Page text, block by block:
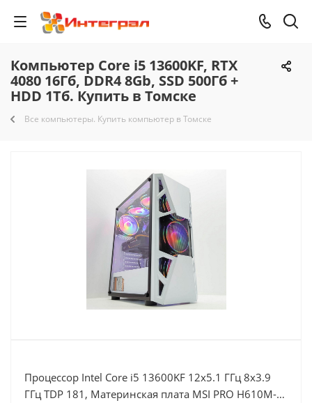
Компьютер Core i5 13600KF, RTX
4080 16Гб, DDR4 8Gb, SSD 500Гб +
HDD 1Тб. Купить в Томске
Все компьютеры. Купить компьютер в Томске
Процессор Intel Core i5 13600KF 12x5.1 ГГц 8x3.9
ГГц TDP 181, Материнская плата MSI PRO H610M-E,